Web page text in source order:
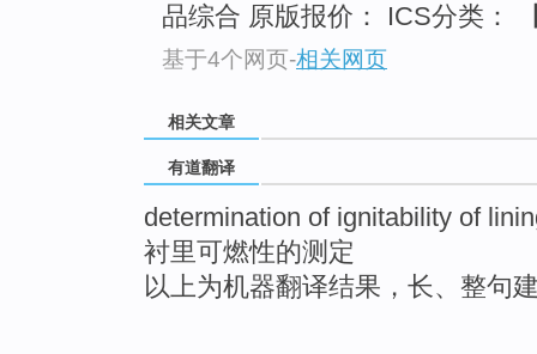
品综合 原版报价： ICS分类：
基于4个网页-相关网页
相关文章
有道翻译
determination of ignitability of
衬里可燃性的测定
以上为机器翻译结果，长、整句